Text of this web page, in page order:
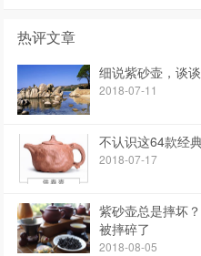
热评文章
细说紫砂壶，谈
2018-07-11
不认识这64款经
2018-07-17
紫砂壶总是摔坏
被摔碎了
2018-08-05